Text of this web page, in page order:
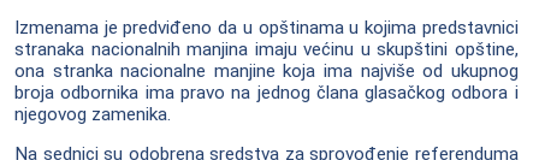
Izmenama je predviđeno da u opštinama u kojima predstavnici
stranaka nacionalnih manjina imaju većinu u skupštini opštine,
ona stranka nacionalne manjine koja ima najviše od ukupnog
broja odbornika ima pravo na jednog člana glasačkog odbora i
njegovog zamenika.
Na sednici su odobrena sredstva za sprovođenje referenduma